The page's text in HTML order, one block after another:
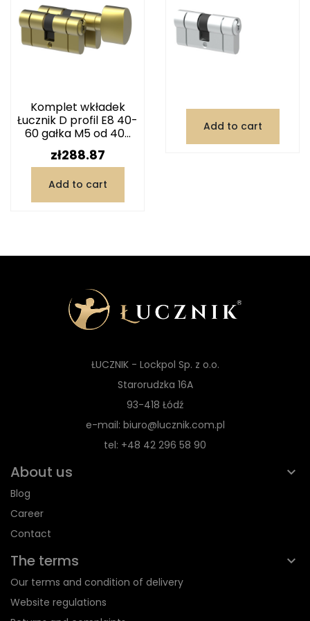
Komplet wkładek
Łucznik D profil E8 40-
60 gałka M5 od 40...
Price
zł288.87
Add to cart
Add to cart
ŁUCZNIK - Lockpol Sp. z o.o.
Starorudzka 16A
93-418 Łódź
e-mail: biuro@lucznik.com.pl
tel: +48 42 296 58 90
About us
Blog
Career
Contact
The terms
Our terms and condition of delivery
Website regulations